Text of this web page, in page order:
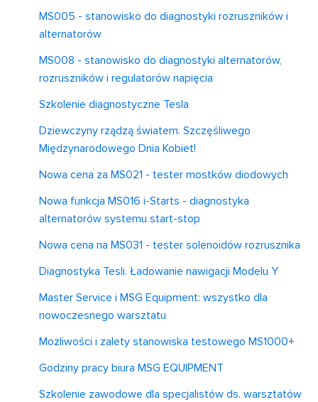
MS005 - stanowisko do diagnostyki rozruszników i
alternatorów
MS008 - stanowisko do diagnostyki alternatorów,
rozruszników i regulatorów napięcia
Szkolenie diagnostyczne Tesla
Dziewczyny rządzą światem. Szczęśliwego
Międzynarodowego Dnia Kobiet!
Nowa cena za MS021 - tester mostków diodowych
Nowa funkcja MS016 i-Starts - diagnostyka
alternatorów systemu start-stop
Nowa cena na MS031 - tester solenoidów rozrusznika
Diagnostyka Tesli. Ładowanie nawigacji Modelu Y
Master Service i MSG Equipment: wszystko dla
nowoczesnego warsztatu
Możliwości i zalety stanowiska testowego MS1000+
Godziny pracy biura MSG EQUIPMENT
Szkolenie zawodowe dla specjalistów ds. warsztatów